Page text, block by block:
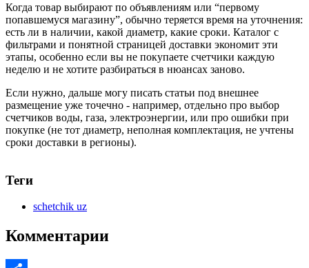
Когда товар выбирают по объявлениям или “первому
попавшемуся магазину”, обычно теряется время на уточнения:
есть ли в наличии, какой диаметр, какие сроки. Каталог с
фильтрами и понятной страницей доставки экономит эти
этапы, особенно если вы не покупаете счетчики каждую
неделю и не хотите разбираться в нюансах заново.
Если нужно, дальше могу писать статьи под внешнее
размещение уже точечно - например, отдельно про выбор
счетчиков воды, газа, электроэнергии, или про ошибки при
покупке (не тот диаметр, неполная комплектация, не учтены
сроки доставки в регионы).
Теги
schetchik uz
Комментарии